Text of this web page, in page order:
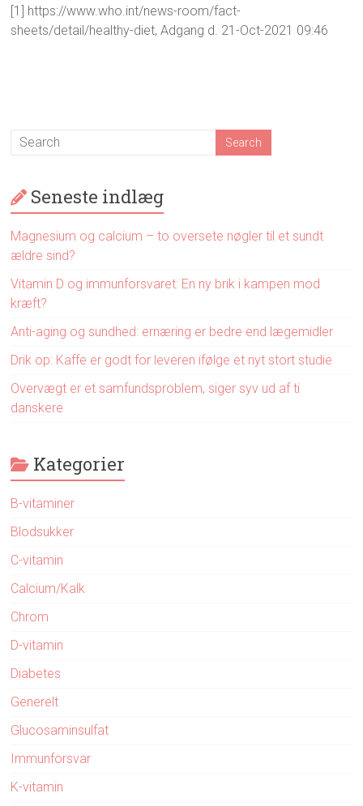
[1] https://www.who.int/news-room/fact-
sheets/detail/healthy-diet, Adgang d. 21-Oct-2021 09:46
Seneste indlæg
Magnesium og calcium – to oversete nøgler til et sundt
ældre sind?
Vitamin D og immunforsvaret: En ny brik i kampen mod
kræft?
Anti-aging og sundhed: ernæring er bedre end lægemidler
Drik op: Kaffe er godt for leveren ifølge et nyt stort studie
Overvægt er et samfundsproblem, siger syv ud af ti
danskere
Kategorier
B-vitaminer
Blodsukker
C-vitamin
Calcium/Kalk
Chrom
D-vitamin
Diabetes
Generelt
Glucosaminsulfat
Immunforsvar
K-vitamin